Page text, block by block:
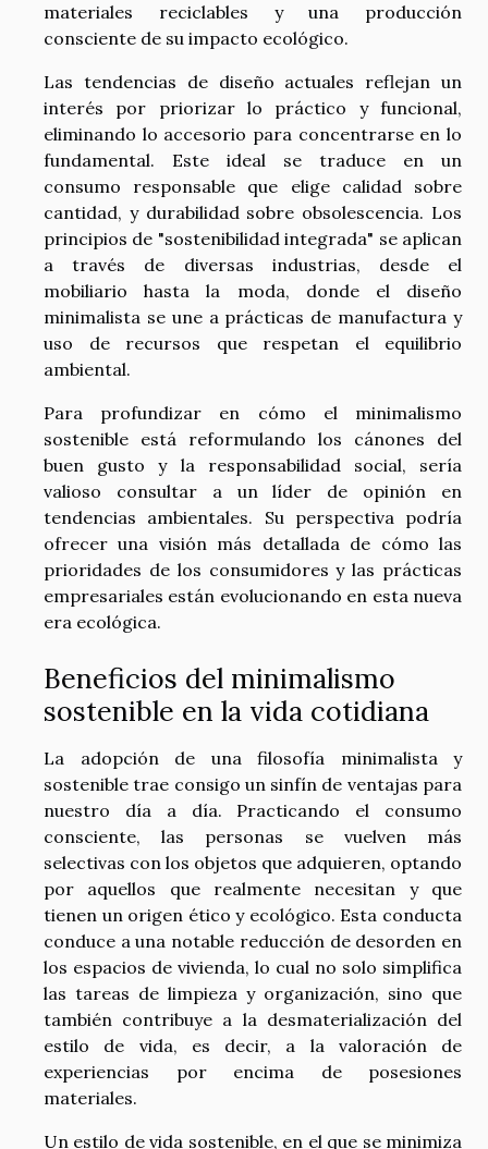
materiales reciclables y una producción
consciente de su impacto ecológico.
Las tendencias de diseño actuales reflejan un
interés por priorizar lo práctico y funcional,
eliminando lo accesorio para concentrarse en lo
fundamental. Este ideal se traduce en un
consumo responsable que elige calidad sobre
cantidad, y durabilidad sobre obsolescencia. Los
principios de "sostenibilidad integrada" se aplican
a través de diversas industrias, desde el
mobiliario hasta la moda, donde el diseño
minimalista se une a prácticas de manufactura y
uso de recursos que respetan el equilibrio
ambiental.
Para profundizar en cómo el minimalismo
sostenible está reformulando los cánones del
buen gusto y la responsabilidad social, sería
valioso consultar a un líder de opinión en
tendencias ambientales. Su perspectiva podría
ofrecer una visión más detallada de cómo las
prioridades de los consumidores y las prácticas
empresariales están evolucionando en esta nueva
era ecológica.
Beneficios del minimalismo
sostenible en la vida cotidiana
La adopción de una filosofía minimalista y
sostenible trae consigo un sinfín de ventajas para
nuestro día a día. Practicando el consumo
consciente, las personas se vuelven más
selectivas con los objetos que adquieren, optando
por aquellos que realmente necesitan y que
tienen un origen ético y ecológico. Esta conducta
conduce a una notable reducción de desorden en
los espacios de vivienda, lo cual no solo simplifica
las tareas de limpieza y organización, sino que
también contribuye a la desmaterialización del
estilo de vida, es decir, a la valoración de
experiencias por encima de posesiones
materiales.
Un estilo de vida sostenible, en el que se minimiza